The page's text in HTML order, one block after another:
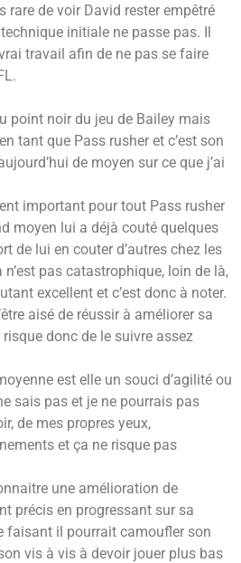
rare de voir David rester empêtré
initiale ne passe pas. Il
travail afin de ne pas se faire
point noir du jeu de Bailey mais
tant que Pass rusher et c’est son
de moyen sur ce que j’ai
important pour tout Pass rusher
moyen lui a déjà couté quelques
de lui en couter d’autres chez les
n’est pas catastrophique, loin de là,
excellent et c’est donc à noter.
aisé de réussir à améliorer sa
donc de le suivre assez
est elle un souci d’agilité ou
sais pas et je ne pourrais pas
de mes propres yeux,
et ça ne risque pas
une amélioration de
précis en progressant sur sa
faisant il pourrait camoufler son
vis à vis à devoir jouer plus bas